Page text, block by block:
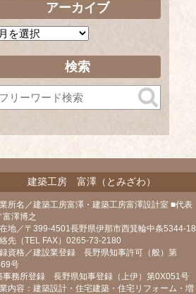
アーカイブ
ア
ブ
検索
建築工房 富澤（とみざわ）
所名／建築工房富澤・建築工房富澤設計室 ■代表
富澤博之
地／〒399-4501長野県伊那市西箕輪中条5344-18
先（TEL FAX）0265-73-2180
資格／建設業登録 長野県知事許可（般）第
号
事務所登録 長野県知事登録（上伊）第0X051号
内容：建築設計・住宅建築・住宅リフォーム・増